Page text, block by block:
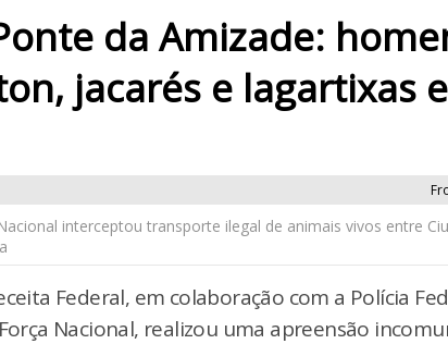
da Amizade:
jacarés e lagartixas
interceptou transporte ilegal de animais vivos entre
Federal, em colaboração com a Polícia
Nacional, realizou uma apreensão